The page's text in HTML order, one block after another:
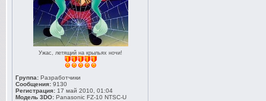
Ужас, летящий на крыльях ночи!
Группа: Разработчики
Сообщения: 9130
Регистрация: 17 май 2010, 01:04
Модель 3DO: Panasonic FZ-10 NTSC-U